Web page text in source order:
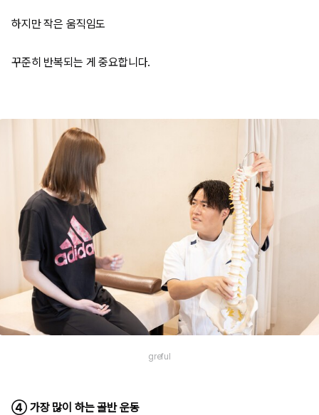
하지만 작은 움직임도
꾸준히 반복되는 게 중요합니다.
greful
④ 가장 많이 하는 골반 운동